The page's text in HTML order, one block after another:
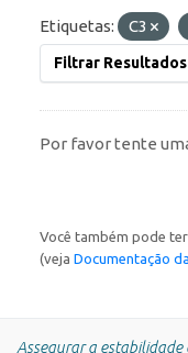
Etiquetas: C3
Filtrar Resultados
Por favor tente
Você também pode
(veja Documentação
Assegurar a